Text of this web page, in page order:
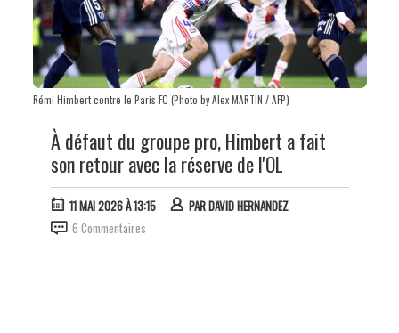
Rémi Himbert contre le Paris FC (Photo by Alex MARTIN / AFP)
À défaut du groupe pro, Himbert a fait
son retour avec la réserve de l'OL
11 MAI 2026 À 13:15 PARDAVID HERNANDEZ
6 Commentaires